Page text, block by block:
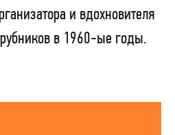
и вдохновителя
в 1960-ые годы.